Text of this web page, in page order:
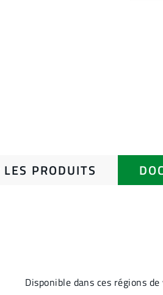
PRODUITS
Disponible dans ces régions de